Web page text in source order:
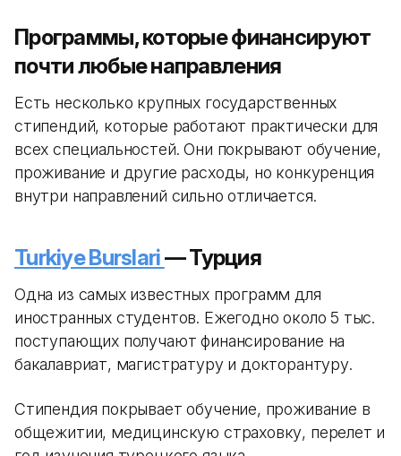
Программы, которые финансируют
почти любые направления
Есть несколько крупных государственных
стипендий, которые работают практически для
всех специальностей. Они покрывают обучение,
проживание и другие расходы, но конкуренция
внутри направлений сильно отличается.
Turkiye Burslari— Турция
Одна из самых известных программ для
иностранных студентов. Ежегодно около 5 тыс.
поступающих получают финансирование на
бакалавриат, магистратуру и докторантуру.
Стипендия покрывает обучение, проживание в
общежитии, медицинскую страховку, перелет и